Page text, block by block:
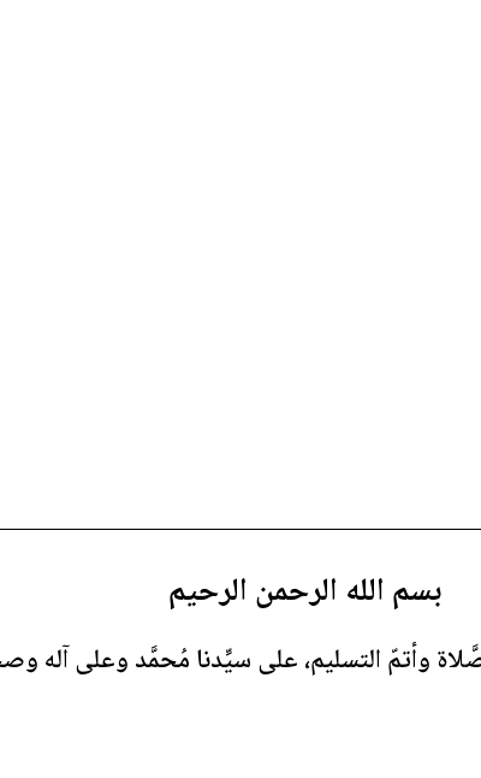
بسم الله الرحمن الرحيم
وأتمّ التسليم، على سيِّدنا مُحمَّد وعلى آله